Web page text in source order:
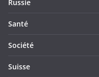
Russie
Santé
Société
Suisse